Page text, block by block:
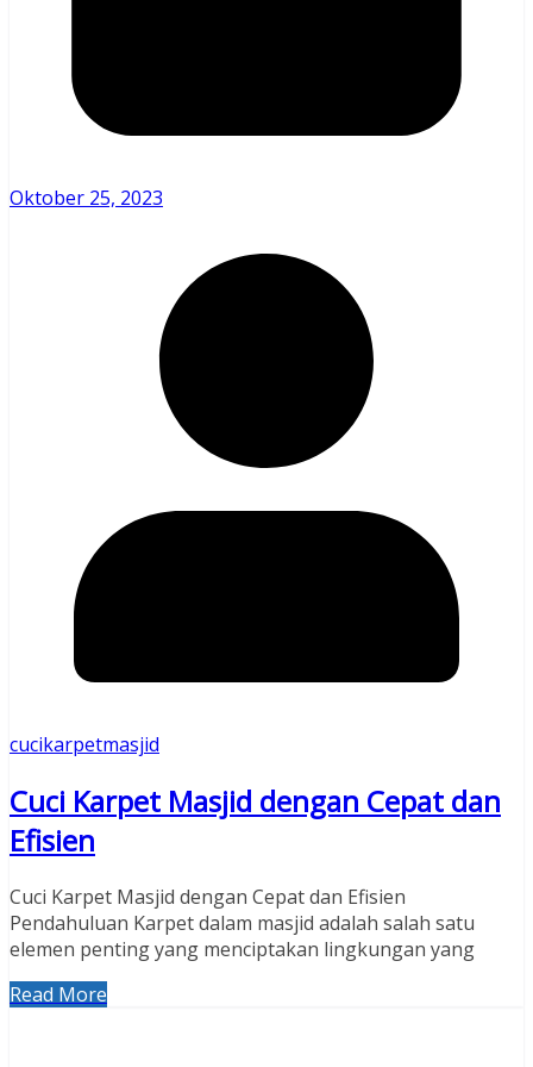
Oktober 25, 2023
cucikarpetmasjid
Cuci Karpet Masjid dengan Cepat dan
Efisien
Cuci Karpet Masjid dengan Cepat dan Efisien
Pendahuluan Karpet dalam masjid adalah salah satu
elemen penting yang menciptakan lingkungan yang
Read More